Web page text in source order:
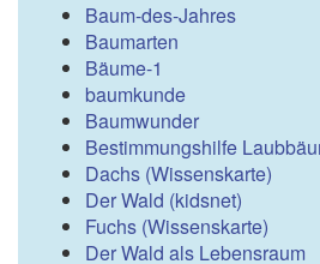
Baum-des-Jahres
Baumarten
Bäume-1
baumkunde
Baumwunder
Bestimmungshilfe
Dachs (Wissenskarte)
Der Wald (kidsnet)
Fuchs (Wissenskarte)
Der Wald als Lebensraum